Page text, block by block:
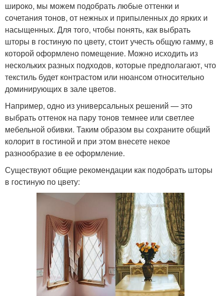
широко, мы можем подобрать любые оттенки и
сочетания тонов, от нежных и припыленных до ярких и
насыщенных. Для того, чтобы понять, как выбрать
шторы в гостиную по цвету, стоит учесть общую гамму, в
которой оформлено помещение. Можно исходить из
нескольких разных подходов, которые предполагают, что
текстиль будет контрастом или нюансом относительно
доминирующих в зале цветов.
Например, одно из универсальных решений — это
выбрать оттенок на пару тонов темнее или светлее
мебельной обивки. Таким образом вы сохраните общий
колорит в гостиной и при этом внесете некое
разнообразие в ее оформление.
Существуют общие рекомендации как подобрать шторы
в гостиную по цвету: